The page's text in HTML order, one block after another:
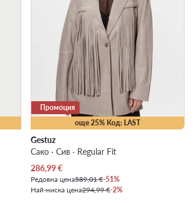
още 25% Код: LAST
Промоция
Gestuz
Сако · Сив · Regular Fit
Актуална цена
286,99€
Редовна цена589,01 €-51%
Най-ниска цена294,99 €-2%